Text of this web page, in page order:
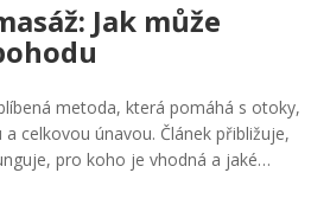
Jak může
metoda, která pomáhá s otoky,
celkovou únavou. Článek přibližuje,
pro koho je vhodná a jaké
dobrého maséra. Zajímavé tipy a